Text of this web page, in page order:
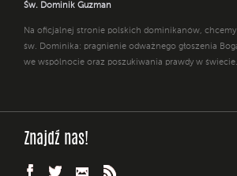
Św. Dominik Guzman
Na oficjalnej stronie polskich dominikanów,
św. Dominika: pragnienie odważnego głoszenia
we wspólnocie oraz poszukiwania prawdy w świecie.
Znajdź nas!